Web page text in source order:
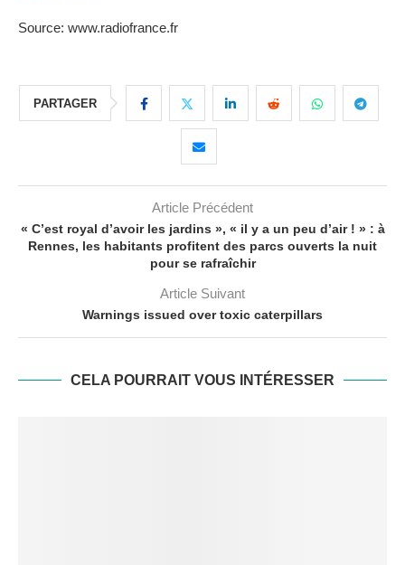
Source: www.radiofrance.fr
PARTAGER
Article Précédent
« C’est royal d’avoir les jardins », « il y a un peu d’air ! » : à
Rennes, les habitants profitent des parcs ouverts la nuit
pour se rafraîchir
Article Suivant
Warnings issued over toxic caterpillars
CELA POURRAIT VOUS INTÉRESSER